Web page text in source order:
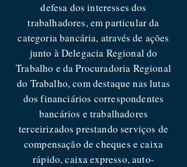
defesa dos interesses dos
trabalhadores, em particular da
categoria bancária, através de ações
junto à Delegacia Regional do
Trabalho e da Procuradoria Regional
do Trabalho, com destaque nas lutas
dos financiários correspondentes
bancários e trabalhadores
terceirizados prestando serviços de
compensação de cheques e caixa
rápido, caixa expresso, auto-